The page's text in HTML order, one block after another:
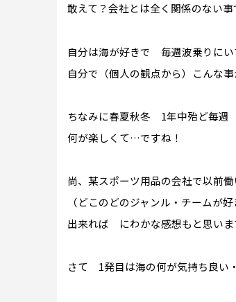
敢えて？会社とは全く関係のない事
自分は海が好きで 毎週波乗りにい
自分で（個人の観点から）こんな
ちなみに春夏秋冬 1年中殆ど毎週
何が楽しくて…ですね！
尚、某スポーツ用品の会社で以前
（どこのどのジャンル・チームが
出来れば にわかな感想もと思いま
さて 1発目は海の何が気持ち良い